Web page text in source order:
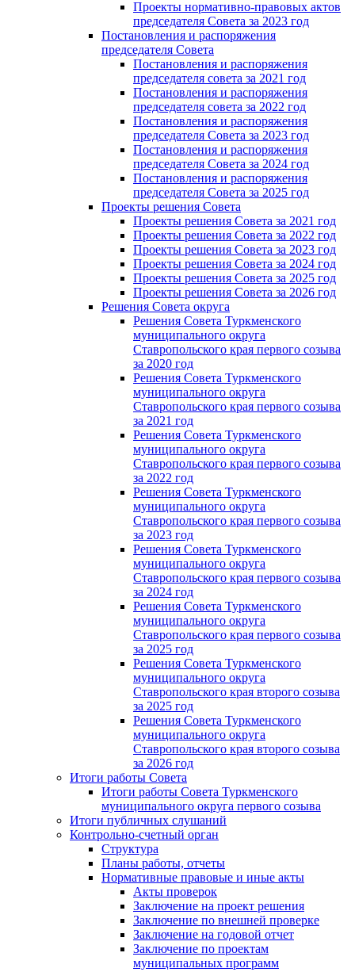
Проекты нормативно-правовых актов
председателя Cовета за 2023 год
Постановления и распоряжения
председателя Cовета
Постановления и распоряжения
председателя совета за 2021 год
Постановления и распоряжения
председателя совета за 2022 год
Постановления и распоряжения
председателя Cовета за 2023 год
Постановления и распоряжения
председателя Cовета за 2024 год
Постановления и распоряжения
председателя Cовета за 2025 год
Проекты решения Cовета
Проекты решения Совета за 2021 год
Проекты решения Совета за 2022 год
Проекты решения Cовета за 2023 год
Проекты решения Совета за 2024 год
Проекты решения Совета за 2025 год
Проекты решения Совета за 2026 год
Решения Совета округа
Решения Совета Туркменского
муниципального округа
Ставропольского края первого созыва
за 2020 год
Решения Совета Туркменского
муниципального округа
Ставропольского края первого созыва
за 2021 год
Решения Совета Туркменского
муниципального округа
Ставропольского края первого созыва
за 2022 год
Решения Совета Туркменского
муниципального округа
Ставропольского края первого созыва
за 2023 год
Решения Совета Туркменского
муниципального округа
Ставропольского края первого созыва
за 2024 год
Решения Совета Туркменского
муниципального округа
Ставропольского края первого созыва
за 2025 год
Решения Совета Туркменского
муниципального округа
Ставропольского края второго созыва
за 2025 год
Решения Совета Туркменского
муниципального округа
Ставропольского края второго созыва
за 2026 год
Итоги работы Совета
Итоги работы Совета Туркменского
муниципального округа первого созыва
Итоги публичных слушаний
Контрольно-счетный орган
Структура
Планы работы, отчеты
Нормативные правовые и иные акты
Акты проверок
Заключение на проект решения
Заключение по внешней проверке
Заключение на годовой отчет
Заключение по проектам
муниципальных программ